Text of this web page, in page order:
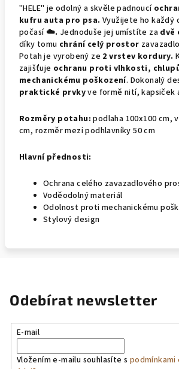
"HELE" je odolný a skvěle padnoucí
kufru auta pro psa. Využijete ho každý
počasí ☁️. Jednoduše jej umístíte za dvě
díky tomu chrání celý prostor
Potah je vyrobený ze 2 vrstev kordury.
zajišťuje ochranu proti vlhkosti,
mechanickému poškození. Dokonalý
praktické prvkyve formě nití, kapsiček
Rozměry potahu: podlaha 100x100 cm,
cm, rozměr mezi podhlavníky 50 cm
Hlavní přednosti:
Ochrana celého zavazadlového
Voděodolný materiál
Odolnost proti mechanickému
Stylový design
Odebírat newsletter
E-mail
Vložením e-mailu souhlasíte s podmínkami